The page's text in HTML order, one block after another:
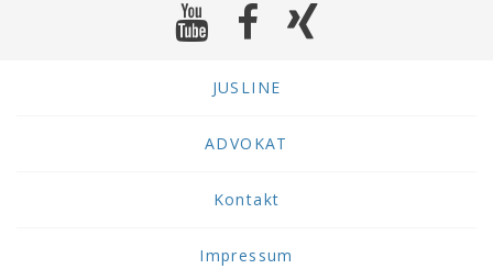
JUSLINE
ADVOKAT
Kontakt
Impressum